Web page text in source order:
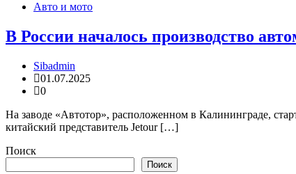
Авто и мото
В России началось производство
Sibadmin
01.07.2025
0
На заводе «Автотор», расположенном в Калининграде,
китайский представитель Jetour […]
Поиск
Поиск